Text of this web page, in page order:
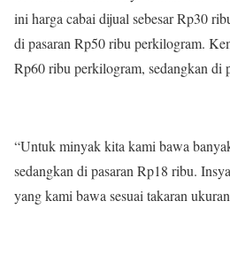
ini harga cabai dijual sebesar Rp30
di pasaran Rp50 ribu perkilogram.
Rp60 ribu perkilogram, sedangkan di
“Untuk minyak kita kami bawa
sedangkan di pasaran Rp18 ribu.
yang kami bawa sesuai takaran